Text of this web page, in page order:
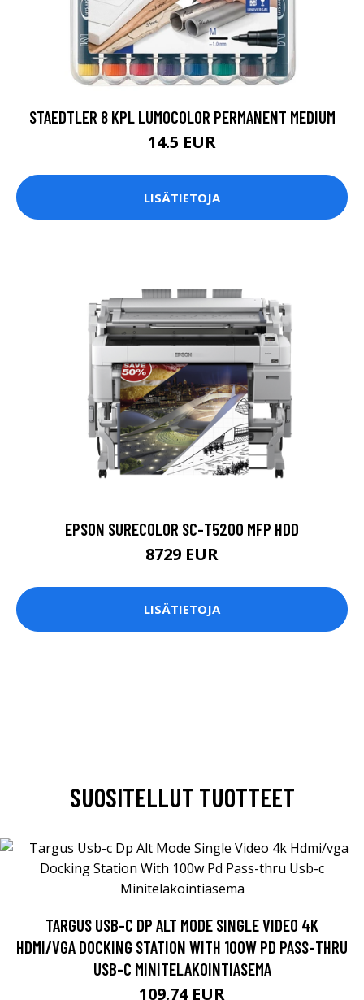
STAEDTLER 8 KPL LUMOCOLOR PERMANENT MEDIUM
14.5 EUR
LISÄTIETOJA
EPSON SURECOLOR SC-T5200 MFP HDD
8729 EUR
LISÄTIETOJA
SUOSITELLUT TUOTTEET
TARGUS USB-C DP ALT MODE SINGLE VIDEO 4K
HDMI/VGA DOCKING STATION WITH 100W PD PASS-THRU
USB-C MINITELAKOINTIASEMA
109.74 EUR